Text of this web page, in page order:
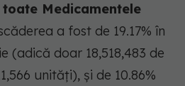
toate Medicamentele
a fost de 19.17% în
(adică doar 18,518,483 de
unități), și de 10.86%